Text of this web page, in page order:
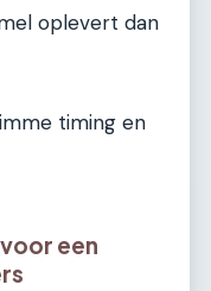
oplevert dan
timing en
een